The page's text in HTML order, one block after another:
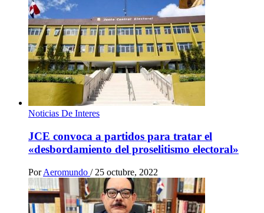
Noticias De Interes
JCE convoca a partidos para tratar el
«desbordamiento del proselitismo electoral»
Por Aeromundo / 25 octubre, 2022